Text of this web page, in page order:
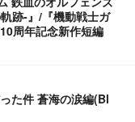
跡-』/『機動戦士ガ
周年記念新作短編
た件 蒼海の涙編(Bl